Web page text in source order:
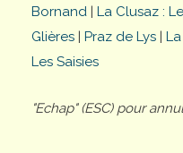
Bornand | La Clusaz :
Glières | Praz de Lys |
Les Saisies
"Echap" (ESC) pour